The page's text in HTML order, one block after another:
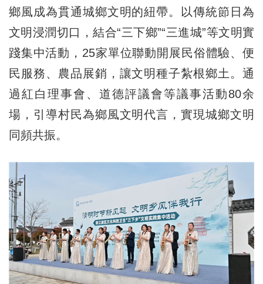
鄉風成為貫通城鄉文明的紐帶。以傳統節日為
文明浸潤切口，結合“三下鄉”“三進城”等文明實
踐集中活動，25家單位聯動開展民俗體驗、便
民服務、農品展銷，讓文明種子紮根鄉土。通
過紅白理事會、道德評議會等議事活動80余
場，引導村民為鄉風文明代言，實現城鄉文明
同頻共振。